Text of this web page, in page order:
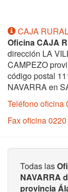
CAJA
Oficina CAJA
dirección LA
CAMPEZO
código postal
NAVARRA en
Teléfono oficina
Fax oficina 0220
Todas las
NAVARRA
provincia